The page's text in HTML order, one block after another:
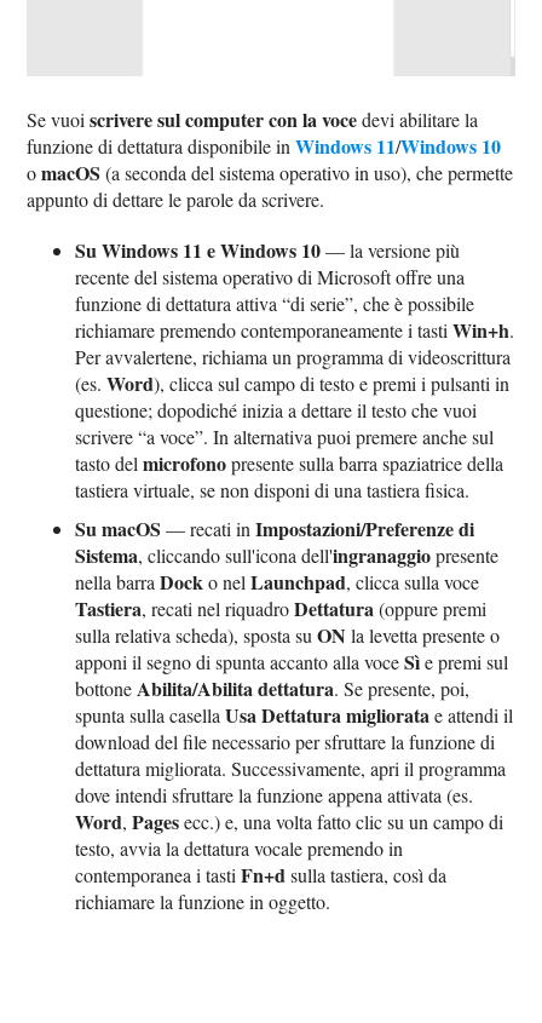
Se vuoiscrivere sul computer con la vocedevi abilitare la
funzione di dettatura disponibile inWindows 11/Windows 10
omacOS (a seconda del sistema operativo in uso), che permette
appunto di dettare le parole da scrivere.
Su Windows 11 e Windows 10— la versione più
recente del sistema operativo di Microsoft offre una
funzione di dettatura attiva “di serie”, che è possibile
richiamare premendo contemporaneamente i tastiWin+h.
Per avvalertene, richiama un programma di videoscrittura
(es.Word), clicca sul campo di testo e premi i pulsanti in
questione; dopodiché inizia a dettare il testo che vuoi
scrivere “a voce”. In alternativa puoi premere anche sul
tasto delmicrofonopresente sulla barra spaziatrice della
tastiera virtuale, se non disponi di una tastiera fisica.
Su macOS — recati inImpostazioni/Preferenze di
Sistema, cliccando sull'icona dell'ingranaggiopresente
nella barraDocko nelLaunchpad, clicca sulla voce
Tastiera, recati nel riquadroDettatura(oppure premi
sulla relativa scheda), sposta suON la levetta presente o
apponi il segno di spunta accanto alla voceSìe premi sul
bottoneAbilita/Abilita dettatura. Se presente, poi,
spunta sulla casellaUsa Dettatura miglioratae attendi il
download del file necessario per sfruttare la funzione di
dettatura migliorata. Successivamente, apri il programma
dove intendi sfruttare la funzione appena attivata (es.
Word,Pagesecc.) e, una volta fatto clic su un campo di
testo, avvia la dettatura vocale premendo in
contemporanea i tastiFn+dsulla tastiera, così da
richiamare la funzione in oggetto.